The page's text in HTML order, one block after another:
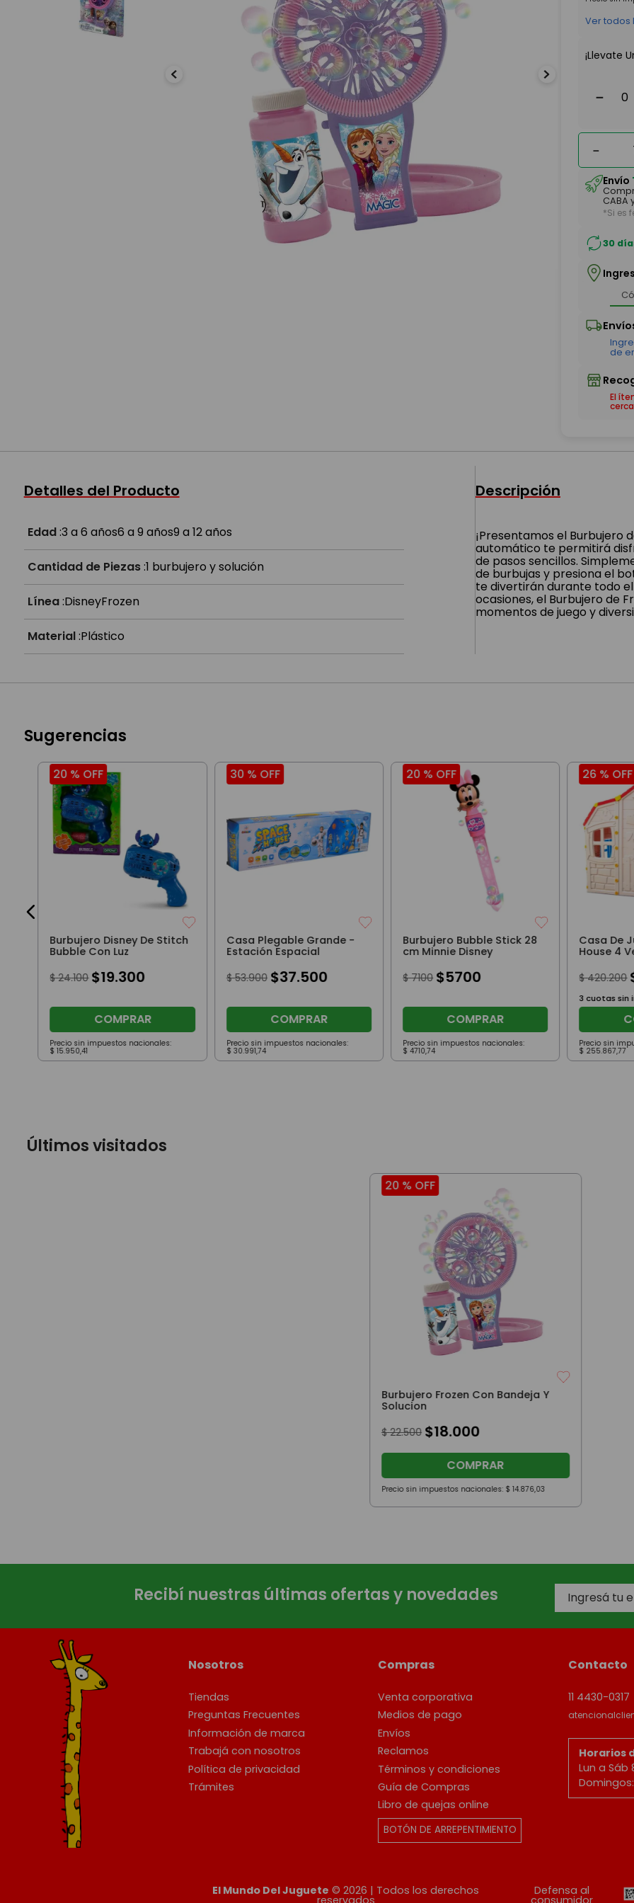
Ver todos
¡Llevate
－
－
Envío
CABA
*Si es
30
El
Detalles del Producto
Edad:3 a 6 años6 a 9 años9 a 12 años
Cantidad de Piezas:1 burbujero y solución
Línea:DisneyFrozen
Material:Plástico
Descripción
¡Presentamos el Burbujero
automático te permitirá
de pasos sencillos.
de burbujas y presiona el
te divertirán durante todo
ocasiones, el Burbujero de
momentos de juego y
Sugerencias
20 % OFF
Burbujero Disney De Stitch
Bubble Con Luz
$ 24.100 $19.300
COMPRAR
Precio sin impuestos nacionales:
$ 15.950,41
30 % OFF
Casa Plegable Grande -
Estación Espacial
$ 53.900 $37.500
COMPRAR
Precio sin impuestos nacionales:
$ 30.991,74
20 % OFF
Burbujero Bubble Stick 28
cm Minnie Disney
$ 7100 $5700
COMPRAR
Precio sin impuestos nacionales:
$ 4710,74
26 % OFF
Casa De
House 4
$ 420.200
3 cuotas sin
Precio sin
$ 255.867,77
Últimos visitados
20 %OFF
Burbujero Frozen Con Bandeja Y
Solucion
$ 22.500 $18.000
COMPRAR
Precio sin impuestos nacionales: $ 14.876,03
Recibí nuestras últimas ofertas y novedades
Nosotros
Tiendas
Preguntas Frecuentes
Información de marca
Trabajá con nosotros
Política de privacidad
Trámites
Compras
Venta corporativa
Medios de pago
Envíos
Reclamos
Términos y condiciones
Guía de Compras
Libro de quejas online
BOTÓN DE ARREPENTIMIENTO
Contacto
11 4430-0317
Horarios
Lun a Sáb
Domingos:
El Mundo Del Juguete © 2026 | Todos los derechos Defensa al